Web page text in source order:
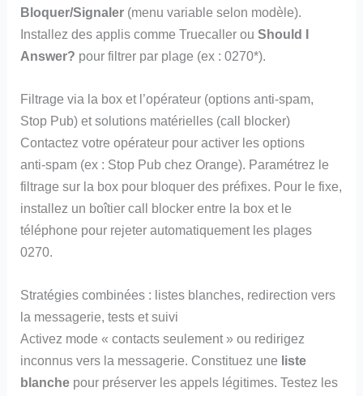
Bloquer/Signaler (menu variable selon modèle).
Installez des applis comme Truecaller ouShould I
Answer? pour filtrer par plage (ex : 0270*).
Filtrage via la box et l’opérateur (options anti-spam,
Stop Pub) et solutions matérielles (call blocker)
Contactez votre opérateur pour activer les options
anti‑spam (ex : Stop Pub chez Orange). Paramétrez le
filtrage sur la box pour bloquer des préfixes. Pour le fixe,
installez un boîtier call blocker entre la box et le
téléphone pour rejeter automatiquement les plages
0270.
Stratégies combinées : listes blanches, redirection vers
la messagerie, tests et suivi
Activez mode « contacts seulement » ou redirigez
inconnus vers la messagerie. Constituez une liste
blanche pour préserver les appels légitimes. Testez les